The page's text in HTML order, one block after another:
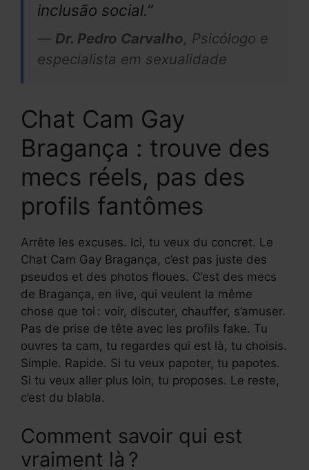
inclusão social.”
— Dr. Pedro Carvalho, Psicólogo e
especialista em sexualidade
Chat Cam Gay
Bragança : trouve des
mecs réels, pas des
profils fantômes
Arrête les excuses. Ici, tu veux du concret. Le
Chat Cam Gay Bragança, c’est pas juste des
pseudos et des photos floues. C’est des mecs
de Bragança, en live, qui veulent la même
chose que toi : voir, discuter, chauffer, s’amuser.
Pas de prise de tête avec les profils fake. Tu
ouvres ta cam, tu regardes qui est là, tu choisis.
Simple. Rapide. Si tu veux papoter, tu papotes.
Si tu veux aller plus loin, tu proposes. Le reste,
c’est du blabla.
Comment savoir qui est
vraiment là ?